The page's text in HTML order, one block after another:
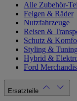
Alle Zubehör-
Felgen & Räder
Nutzfahrzeuge
Reisen &
Schutz &
Styling &
Hybrid &
Ford
Ersatzteile